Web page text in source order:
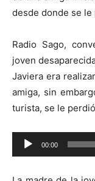
desde donde se
Radio Sago,
joven
Javiera era
amiga, sin
turista, se le
Reproductor
de
00:00